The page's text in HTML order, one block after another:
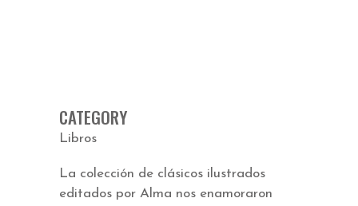
CATEGORY
Libros
La colección de clásicos ilustrados
editados por Alma nos enamoraron